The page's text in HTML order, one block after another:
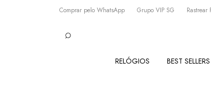
Comprar pelo WhatsApp Grupo VIP SG Rastrear
RELÓGIOS BEST SELLERS